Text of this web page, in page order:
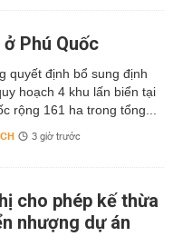
Phú Quốc
quyết định bổ sung định
hoạch 4 khu lấn biển tại
rộng 161 ha trong tổng...
3 giờ trước
cho phép kế thừa
nhượng dự án